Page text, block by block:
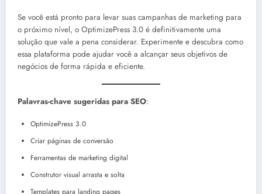
Se você está pronto para levar suas campanhas de marketing para
o próximo nível, o OptimizePress 3.0 é definitivamente uma
solução que vale a pena considerar. Experimente e descubra como
essa plataforma pode ajudar você a alcançar seus objetivos de
negócios de forma rápida e eficiente.
Palavras-chave sugeridas para SEO:
OptimizePress 3.0
Criar páginas de conversão
Ferramentas de marketing digital
Construtor visual arrasta e solta